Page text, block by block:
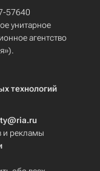
57640
унитарное
агентство
технологий
и рекламы